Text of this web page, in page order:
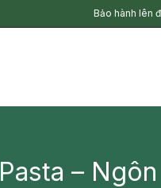
Bảo hành lên
Pasta –